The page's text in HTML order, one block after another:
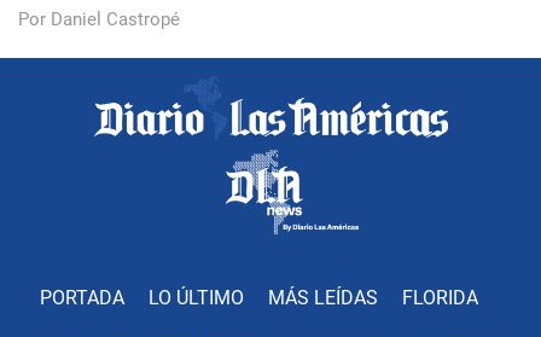
Por Daniel Castropé
PORTADA LO ÚLTIMO MÁS LEÍDAS FLORIDA